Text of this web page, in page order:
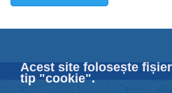
Acest site folosește
tip "cookie".